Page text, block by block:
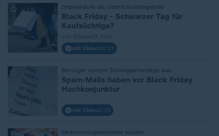
Impulskäufe als Überschuldungsfalle
Black Friday - Schwarzer Tag für
Kaufsüchtige?
mit Video 16:13
Betrüger nutzen Schnäppchenjagd aus
:
Spam-Mails haben vor Black Friday
Hochkonjunktur
mit Video2:33
Weihnachtsgeschenke kaufen